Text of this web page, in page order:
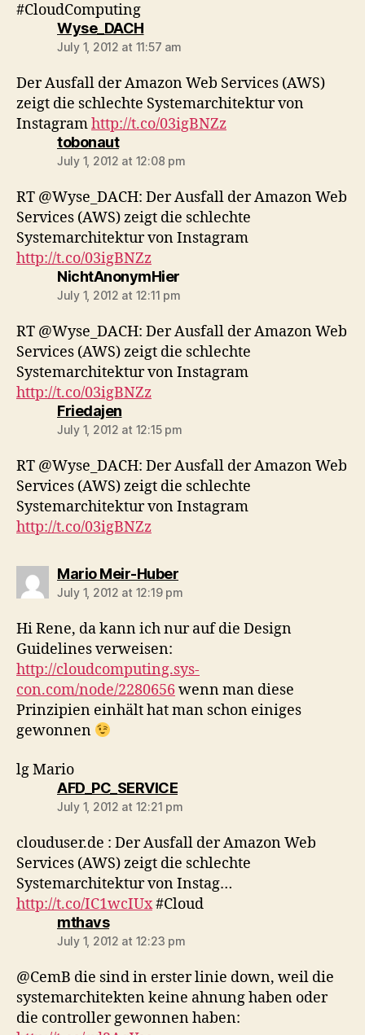
#CloudComputing
Wyse_DACHsays:
July 1, 2012 at 11:57 am
Der Ausfall der Amazon Web Services (AWS)
zeigt die schlechte Systemarchitektur von
Instagramhttp://t.co/03igBNZz
tobonautsays:
July 1, 2012 at 12:08 pm
RT @Wyse_DACH: Der Ausfall der Amazon Web
Services (AWS) zeigt die schlechte
Systemarchitektur von Instagram
http://t.co/03igBNZz
NichtAnonymHiersays:
July 1, 2012 at 12:11 pm
RT @Wyse_DACH: Der Ausfall der Amazon Web
Services (AWS) zeigt die schlechte
Systemarchitektur von Instagram
http://t.co/03igBNZz
Friedajensays:
July 1, 2012 at 12:15 pm
RT @Wyse_DACH: Der Ausfall der Amazon Web
Services (AWS) zeigt die schlechte
Systemarchitektur von Instagram
http://t.co/03igBNZz
Mario Meir-Hubersays:
July 1, 2012 at 12:19 pm
Hi Rene, da kann ich nur auf die Design
Guidelines verweisen:
http://cloudcomputing.sys-
con.com/node/2280656 wenn man diese
Prinzipien einhält hat man schon einiges
gewonnen
lg Mario
AFD_PC_SERVICEsays:
July 1, 2012 at 12:21 pm
clouduser.de : Der Ausfall der Amazon Web
Services (AWS) zeigt die schlechte
Systemarchitektur von Instag…
http://t.co/IC1wcIUx#Cloud
mthavssays:
July 1, 2012 at 12:23 pm
@CemB die sind in erster linie down, weil die
systemarchitekten keine ahnung haben oder
die controller gewonnen haben: